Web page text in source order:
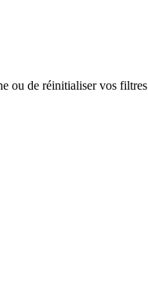
ou de réinitialiser vos filtres